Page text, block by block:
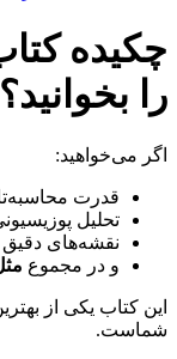
چکیده
را بخوانید؟
اگر می‌خواهید:
قدرت
تحلیل
نقشه‌های دقیق
و در مجموع
این کتاب یکی از
شماست.